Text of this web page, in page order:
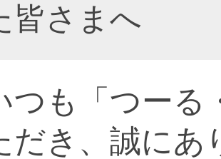
皆さまへ
つも「つーる
だき、誠にあ